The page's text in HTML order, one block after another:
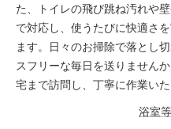
た、トイレの飛び跳ね汚れや
で対応し、使うたびに快適さ
ます。日々のお掃除で落とし
スフリーな毎日を送りません
宅まで訪問し、丁寧に作業いた
浴室